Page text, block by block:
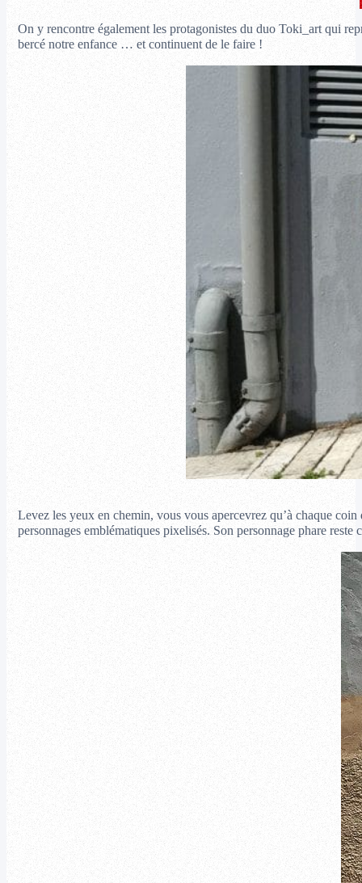
On y rencontre également les protagonistes du duo Toki_art qui
bercé notre enfance … et continuent de le faire !
Levez les yeux en chemin, vous vous apercevrez qu’à chaque
personnages emblématiques pixelisés. Son personnage phare